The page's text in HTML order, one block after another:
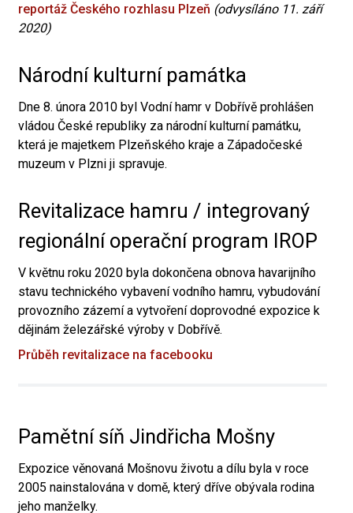
reportáž Českého rozhlasu Plzeň (odvysíláno 11. září
2020)
Národní kulturní památka
Dne 8. února 2010 byl Vodní hamr v Dobřívě prohlášen
vládou České republiky za národní kulturní památku,
která je majetkem Plzeňského kraje a Západočeské
muzeum v Plzni ji spravuje.
Revitalizace hamru / integrovaný
regionální operační program IROP
V květnu roku 2020 byla dokončena obnova havarijního
stavu technického vybavení vodního hamru, vybudování
provozního zázemí a vytvoření doprovodné expozice k
dějinám železářské výroby v Dobřívě.
Průběh revitalizace na facebooku
Pamětní síň Jindřicha Mošny
Expozice věnovaná Mošnovu životu a dílu byla v roce
2005 nainstalována v domě, který dříve obývala rodina
jeho manželky.